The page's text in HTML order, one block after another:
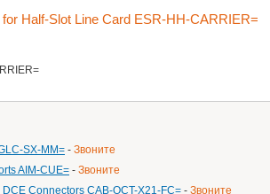
Half-Slot Line Card ESR-HH-CARRIER=
SX-MM= - Звоните
AIM-CUE= - Звоните
Connectors CAB-OCT-X21-FC= - Звоните